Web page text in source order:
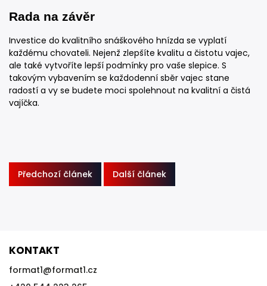
Rada na závěr
Investice do kvalitního snáškového hnízda se vyplatí
každému chovateli. Nejenž zlepšíte kvalitu a čistotu vajec,
ale také vytvoříte lepší podmínky pro vaše slepice. S
takovým vybavením se každodenní sběr vajec stane
radostí a vy se budete moci spolehnout na kvalitní a čistá
vajíčka.
Předchozí článek Další článek
KONTAKT
format1@format1.cz